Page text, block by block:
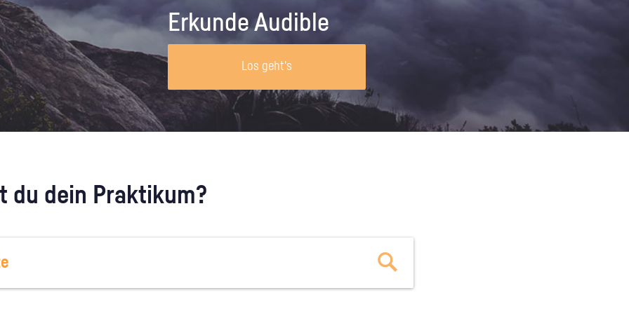
Unternehmen lohnt, wie man sich
vorbereitet und wie ein Vorab-Anruf
abläuft.
Erkunde Audible
Los geht's
du dein Praktikum?